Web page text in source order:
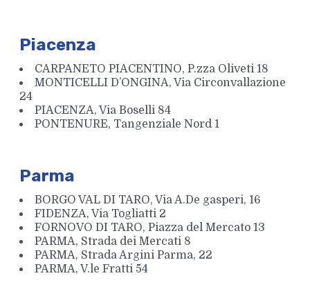
Piacenza
CARPANETO PIACENTINO, P.zza Oliveti 18
MONTICELLI D’ONGINA, Via Circonvallazione
24
PIACENZA, Via Boselli 84
PONTENURE, Tangenziale Nord 1
Parma
BORGO VAL DI TARO, Via A.De gasperi, 16
FIDENZA, Via Togliatti 2
FORNOVO DI TARO, Piazza del Mercato 13
PARMA, Strada dei Mercati 8
PARMA, Strada Argini Parma, 22
PARMA, V.le Fratti 54